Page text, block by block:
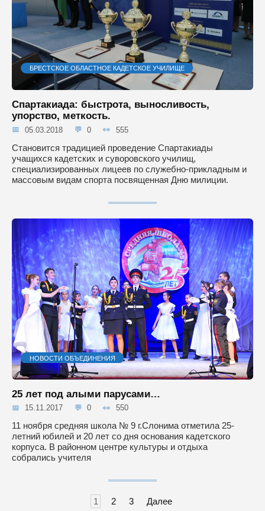
БРЕСТСКОЕ ОБЛАСТНОЕ КАДЕТСКОЕ УЧИЛИЩЕ
Спартакиада: быстрота, выносливость,
упорство, меткость.
05.03.2018 0 555
Становится традицией проведение Спартакиады
учащихся кадетских и суворовского училищ,
специализированных лицеев по служебно-прикладным и
массовым видам спорта посвященная Дню милиции.
НОВОСТИ ОБЪЕДИНЕНИЯ
25 лет под алыми парусами…
15.11.2017 0 550
11 ноября средняя школа № 9 г.Слонима отметила 25-
летний юбилей и 20 лет со дня основания кадетского
корпуса. В районном центре культуры и отдыха
собрались учителя
1 2 3 Далее